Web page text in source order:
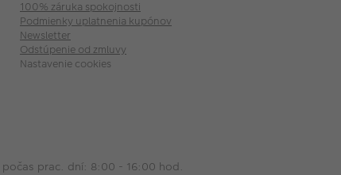
100% záruka spokojnosti
Podmienky uplatnenia kupónov
Newsletter
Odstúpenie od zmluvy
Nastavenie cookies
počas prac. dní: 8:00 - 16:00 hod.